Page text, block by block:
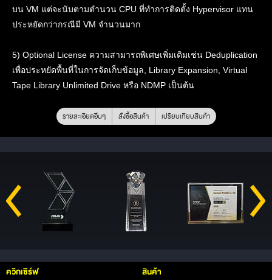
บน VM แต่จะนับตามตำนวน CPU ที่ทำการติดตั้ง Hypervisor แทน
ประหยัดกว่ากรณีมี VM จำนวนมาก
5) Optional License ความสามารถพิเศษเพิ่มเติมเช่น Deduplication
เพื่อประหยัดพื้นที่ในการจัดเก็บข้อมูล, Library Expansion, Virtual
Tape Library Unlimited Drive หรือ NDMP เป็นต้น
รายละเอียดอื่นๆ สั่งซื้อสินค้า เปรียบเทียบสินค้า
ควิกเซิร์ฟ สินค้า